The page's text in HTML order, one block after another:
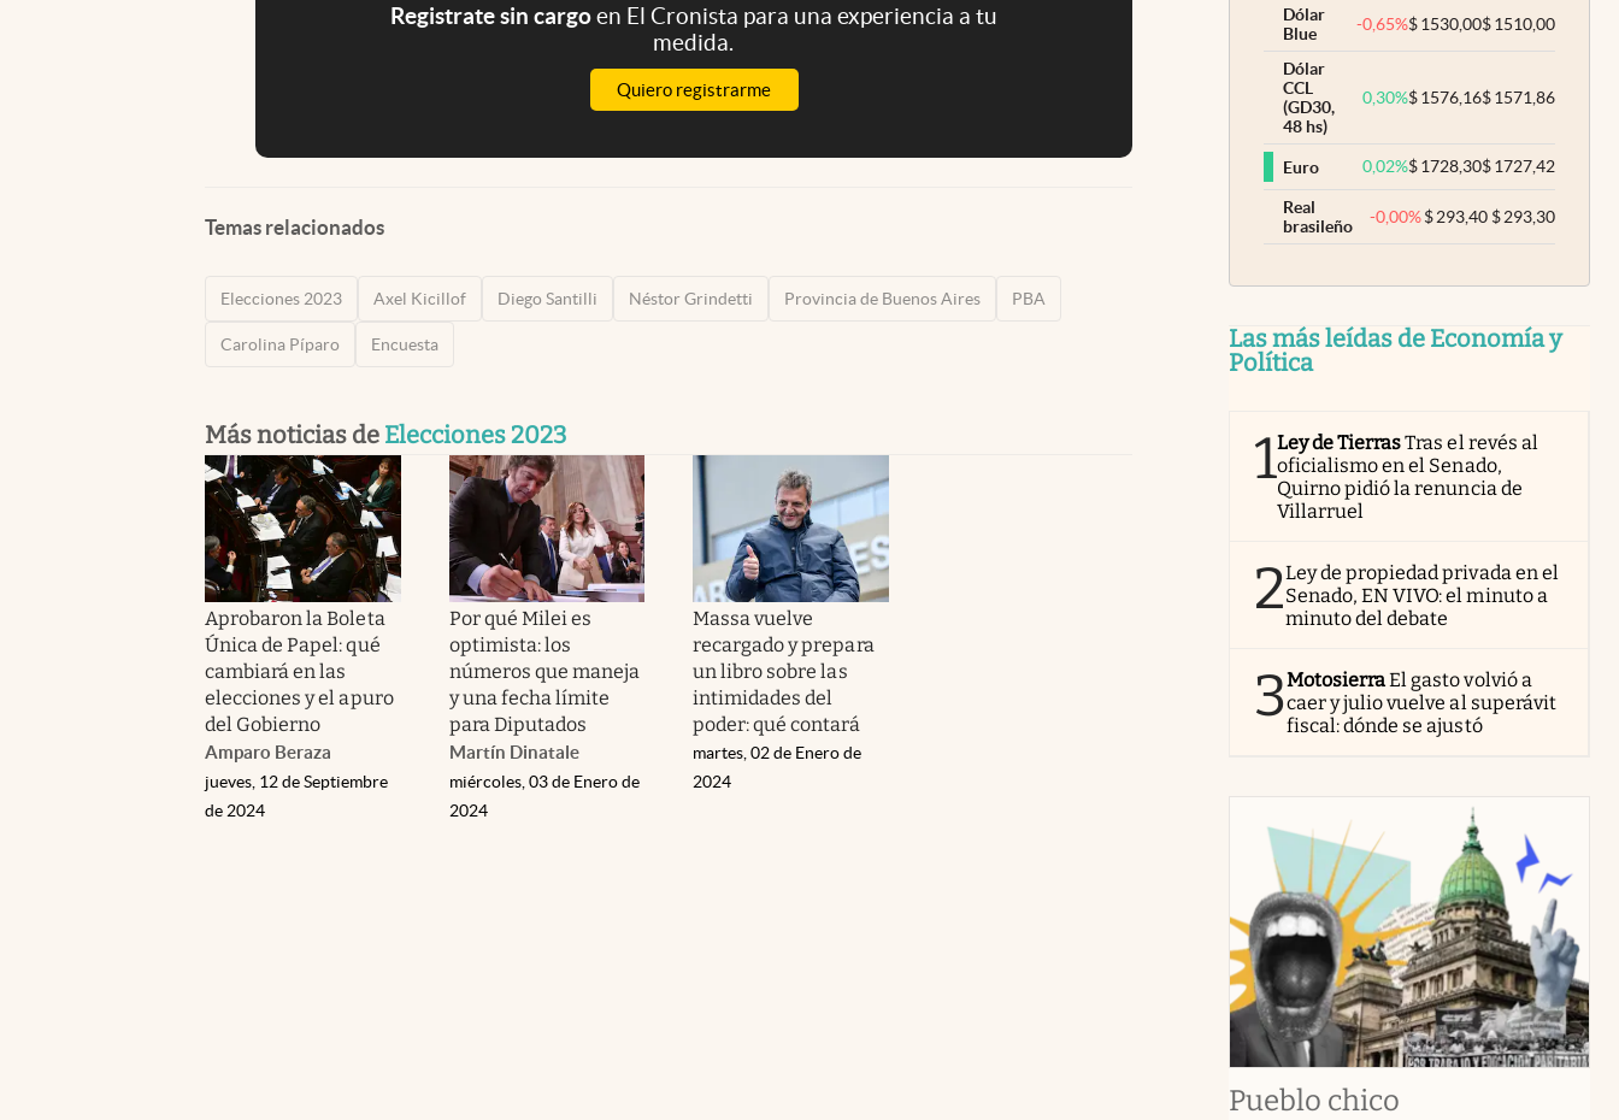
Registrate sin cargoen El Cronista para una experiencia a tu
medida.
Quiero registrarme
Temas relacionados
Elecciones 2023 Axel Kicillof Diego Santilli Néstor Grindetti Provincia de Buenos Aires PBA
Carolina Píparo Encuesta
Más noticias de Elecciones 2023
Aprobaron la Boleta
Única de Papel: qué
cambiará en las
elecciones y el apuro
del Gobierno
Amparo Beraza
jueves, 12 de Septiembre
de 2024
Por qué Milei es
optimista: los
números que maneja
y una fecha límite
para Diputados
Martín Dinatale
miércoles, 03 de Enero de
2024
Massa vuelve
recargado y prepara
un libro sobre las
intimidades del
poder: qué contará
martes, 02 de Enero de
2024
Dólar
Blue
-0,65%$1530,00$1510,00
Dólar
CCL
(GD30,
48 hs)
0,30%$1576,16$1571,86
Euro 0,02%$1728,30$1727,42
Real
brasileño
-0,00% $293,40 $293,30
Las más leídas de Economía y
Política
1Ley de TierrasTras el revés al
oficialismo en el Senado,
Quirno pidió la renuncia de
Villarruel
2Ley de propiedad privada en el
Senado, EN VIVO: el minuto a
minuto del debate
3MotosierraEl gasto volvió a
caer y julio vuelve al superávit
fiscal: dónde se ajustó
Pueblo chico